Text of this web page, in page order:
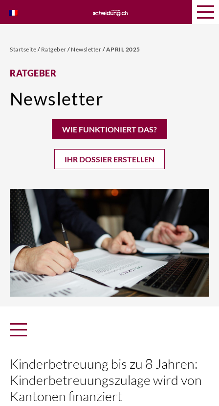
Startseite / Ratgeber / Newsletter /APRIL 2025
RATGEBER
Newsletter
WIE FUNKTIONIERT DAS?
IHR DOSSIER ERSTELLEN
Kinderbetreuung bis zu 8 Jahren:
Kinderbetreuungszulage wird von
Kantonen finanziert